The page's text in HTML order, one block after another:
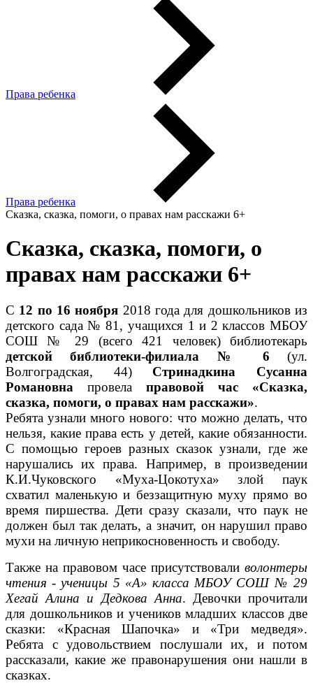
Права ребенка
Права ребенка
Сказка, сказка, помоги, о правах нам расскажи 6+
Сказка, сказка, помоги, о
правах нам расскажи 6+
С 12 по 16 ноября 2018 года для дошкольников из
детского сада № 81, учащихся 1 и 2 классов МБОУ
СОШ № 29 (всего 421 человек) библиотекарь
детской библиотеки-филиала № 6 (ул.
Волгоградская, 44) Стринадкина Сусанна
Романовна провела правовой час «Сказка,
сказка, помоги, о правах нам расскажи».
Ребята узнали много нового: что можно делать, что
нельзя, какие права есть у детей, какие обязанности.
С помощью героев разных сказок узнали, где же
нарушались их права. Например, в произведении
К.И.Чуковского «Муха-Цокотуха» злой паук
схватил маленькую и беззащитную муху прямо во
время пиршества. Дети сразу сказали, что паук не
должен был так делать, а значит, он нарушил право
мухи на личную неприкосновенность и свободу.
Также на правовом часе присутствовали волонтеры
чтения - ученицы 5 «А» класса МБОУ СОШ № 29
Хегай Алина и Дедкова Анна. Девочки прочитали
для дошкольников и учеников младших классов две
сказки: «Красная Шапочка» и «Три медведя».
Ребята с удовольствием послушали их, и потом
рассказали, какие же правонарушения они нашли в
сказках.